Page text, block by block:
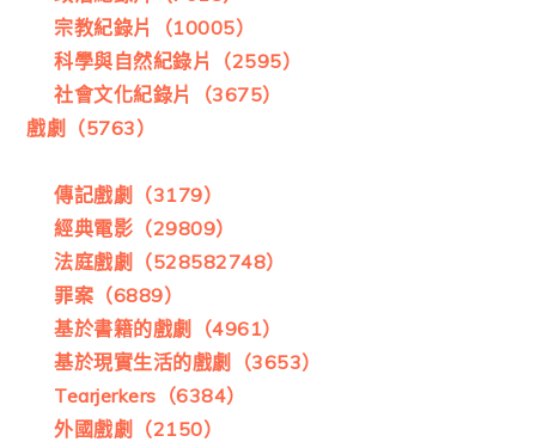
宗教紀錄片（10005）
科學與自然紀錄片（2595）
社會文化紀錄片（3675）
戲劇（5763）
傳記戲劇（3179）
經典電影（29809）
法庭戲劇（528582748）
罪案（6889）
基於書籍的戲劇（4961）
基於現實生活的戲劇（3653）
Tearjerkers（6384）
外國戲劇（2150）